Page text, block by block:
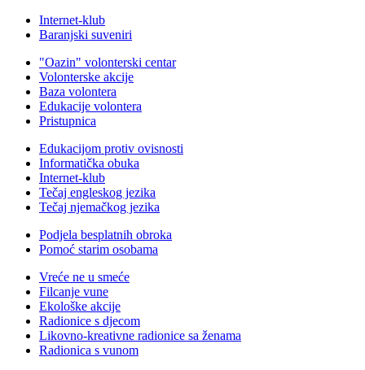
Internet-klub
Baranjski suveniri
"Oazin" volonterski centar
Volonterske akcije
Baza volontera
Edukacije volontera
Pristupnica
Edukacijom protiv ovisnosti
Informatička obuka
Internet-klub
Tečaj engleskog jezika
Tečaj njemačkog jezika
Podjela besplatnih obroka
Pomoć starim osobama
Vreće ne u smeće
Filcanje vune
Ekološke akcije
Radionice s djecom
Likovno-kreativne radionice sa ženama
Radionica s vunom